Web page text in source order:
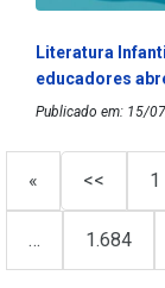
Literatura
educadores
Publicado em: 15/
« << 1
… 1.684